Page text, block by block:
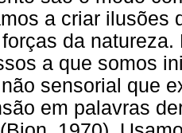
a criar ilusões
da
a que somos
sensorial que
em palavras